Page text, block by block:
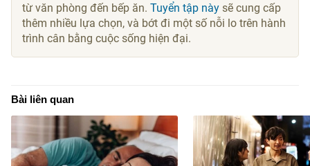
từ văn phòng đến bếp ăn.Tuyển tập này sẽ cung cấp
thêm nhiều lựa chọn, và bớt đi một số nỗi lo trên hành
trình cân bằng cuộc sống hiện đại.
Bài liên quan